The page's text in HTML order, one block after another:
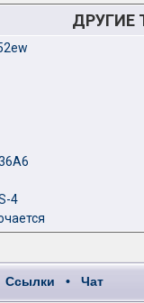
ДРУГИЕ
4
Ссылки • Чат